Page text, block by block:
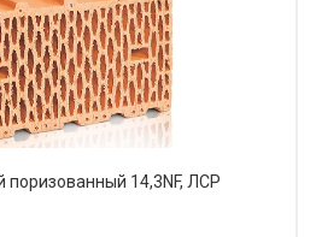
поризованный 14,3NF, ЛСР